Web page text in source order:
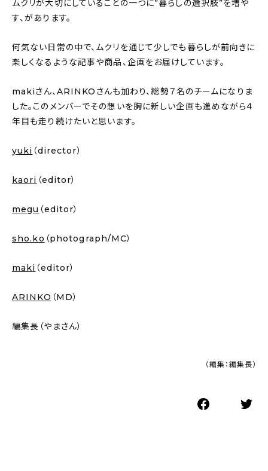
ムクリが大切にしていることの一つに”暮らしの選択肢”を増や
す、があります。
何気ない日常の中で、ムクリを通じて少しでも暮らしが前向きに
楽しくなるような記事や商品、企画をお届けしています。
makiさん、ARINKOさんも加わり、総勢７名のチームになりま
した。このメンバーでその想いを胸に新しい企画も進めながら４
年目も走り続けたいと思います。
yuki （director）
kaori （editor）
megu （editor）
sho.ko （photograph/MC）
maki （editor）
ARINKO （MD）
編集長（やまさん）
（編集：編集長）